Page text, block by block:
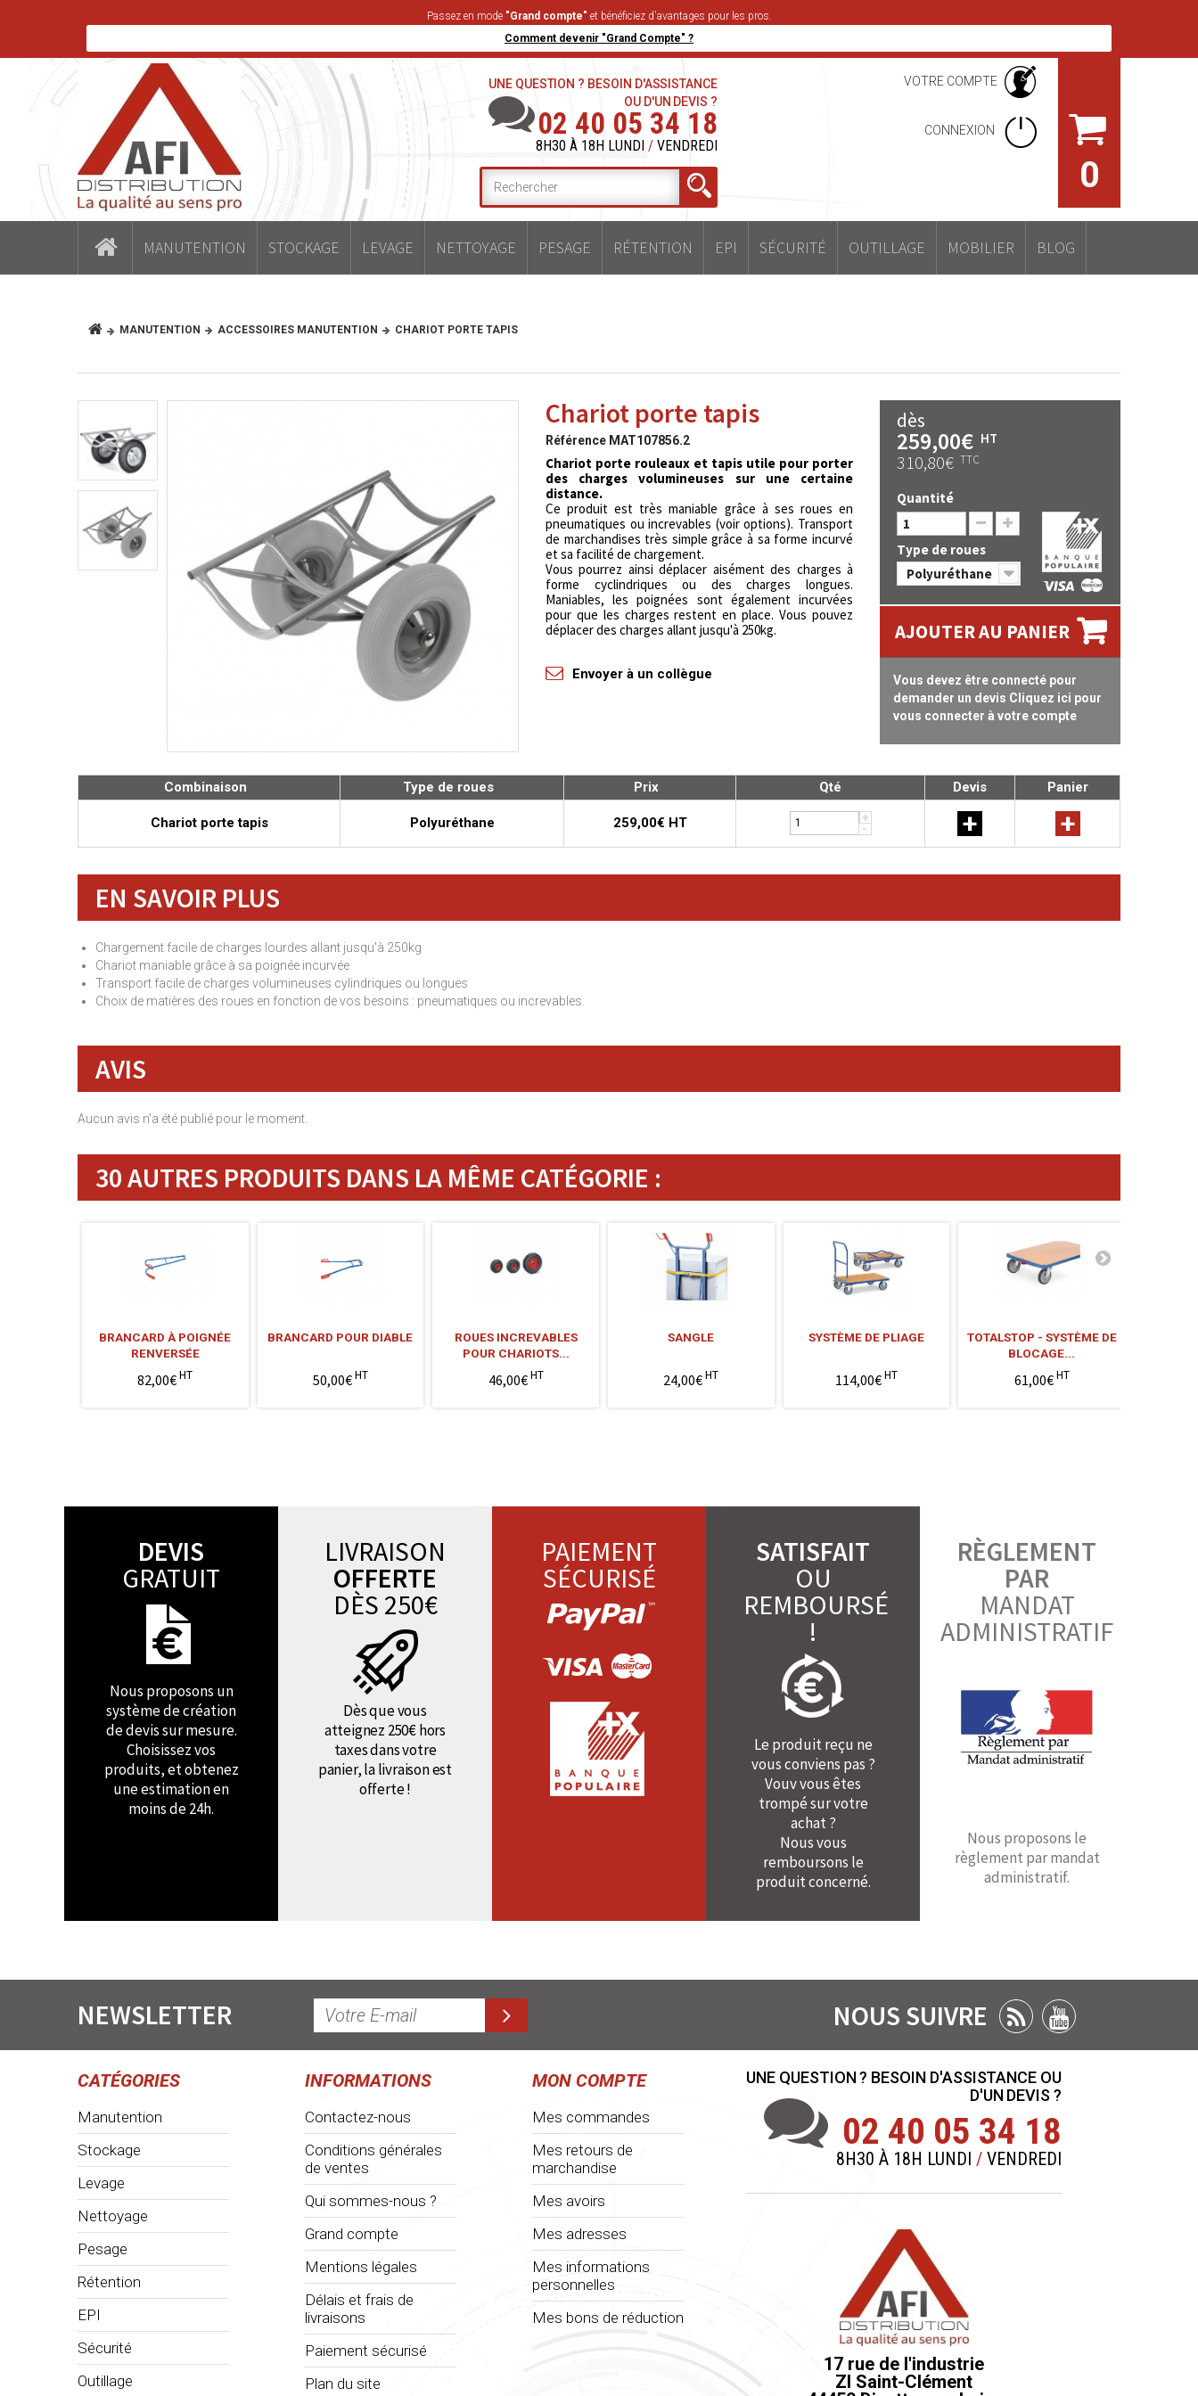
Passez en mode "Grand compte" et bénéficiez d'avantages pour les pros.
Comment devenir "Grand Compte" ?
0
VOTRE COMPTE
CONNEXION
UNE QUESTION ? BESOIN D'ASSISTANCE
OU D'UN DEVIS ?
02 40 05 34 18
8H30 À 18H LUNDI / VENDREDI
MANUTENTION STOCKAGE LEVAGE NETTOYAGE PESAGE RÉTENTION EPI SÉCURITÉ OUTILLAGE MOBILIER BLOG
MANUTENTION ACCESSOIRES MANUTENTION CHARIOT PORTE TAPIS
Chariot porte tapis
Référence MAT107856.2
Chariot porte rouleaux et tapis utile pour porter
des charges volumineuses sur une certaine
distance.
Ce produit est très maniable grâce à ses roues en
pneumatiques ou increvables (voir options). Transport
de marchandises très simple grâce à sa forme incurvé
et sa facilité de chargement.
Vous pourrez ainsi déplacer aisément des charges à
forme cyclindriques ou des charges longues.
Maniables, les poignées sont également incurvées
pour que les charges restent en place. Vous pouvez
déplacer des charges allant jusqu'à 250kg.
Envoyer à un collègue
dès
259,00€ HT
310,80€ TTC
Quantité
Type de roues
Polyuréthane
AJOUTER AU PANIER
Vous devez être connecté pour
demander un devis Cliquez ici pour
vous connecter à votre compte
Combinaison Type de roues Prix Qté Devis Panier
Chariot porte tapis Polyuréthane 259,00€ HT +
- + +
EN SAVOIR PLUS
Chargement facile de charges lourdes allant jusqu'à 250kg
Chariot maniable grâce à sa poignée incurvée
Transport facile de charges volumineuses cylindriques ou longues
Choix de matières des roues en fonction de vos besoins : pneumatiques ou increvables.
AVIS
Aucun avis n'a été publié pour le moment.
30 AUTRES PRODUITS DANS LA MÊME CATÉGORIE :
BRANCARD À POIGNÉE
RENVERSÉE
82,00€HT
BRANCARD POUR DIABLE
50,00€HT
ROUES INCREVABLES
POUR CHARIOTS...
46,00€HT
SANGLE
24,00€HT
SYSTÈME DE PLIAGE
114,00€HT
TOTALSTOP - SYSTÈME DE
BLOCAGE...
61,00€HT
DEVIS
GRATUIT
Nous proposons un
système de création
de devis sur mesure.
Choisissez vos
produits, et obtenez
une estimation en
moins de 24h.
LIVRAISON
OFFERTE
DÈS 250€
Dès que vous
atteignez 250€ hors
taxes dans votre
panier, la livraison est
offerte !
PAIEMENT
SÉCURISÉ
SATISFAIT
OU
REMBOURSÉ
!
Le produit reçu ne
vous conviens pas ?
Vouv vous êtes
trompé sur votre
achat ?
Nous vous
remboursons le
produit concerné.
RÈGLEMENT
PAR
MANDAT
ADMINISTRATIF
Nous proposons le
règlement par mandat
administratif.
NEWSLETTER NOUS SUIVRE
CATÉGORIES
Manutention
Stockage
Levage
Nettoyage
Pesage
Rétention
EPI
Sécurité
Outillage
INFORMATIONS
Contactez-nous
Conditions générales
de ventes
Qui sommes-nous ?
Grand compte
Mentions légales
Délais et frais de
livraisons
Paiement sécurisé
Plan du site
MON COMPTE
Mes commandes
Mes retours de
marchandise
Mes avoirs
Mes adresses
Mes informations
personnelles
Mes bons de réduction
UNE QUESTION ? BESOIN D'ASSISTANCE OU
D'UN DEVIS ?
02 40 05 34 18
8H30 À 18H LUNDI / VENDREDI
17 rue de l'industrie
ZI Saint-Clément